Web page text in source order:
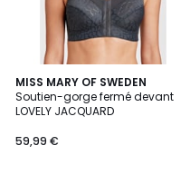
MISS MARY OF SWEDEN
Soutien-gorge fermé devant
LOVELY JACQUARD
59,99 €
3,5
/ 5
3
Couleurs